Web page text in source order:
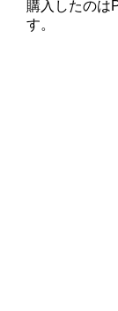
購入したのは
す。